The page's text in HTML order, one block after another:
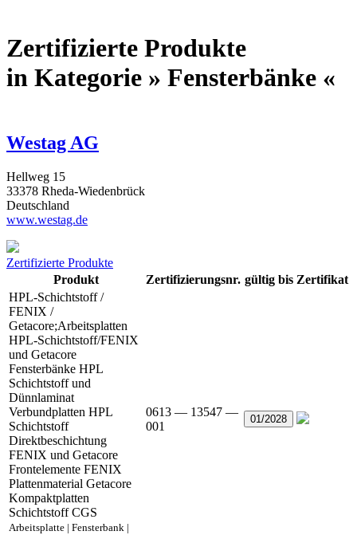
Zertifizierte Produkte
in Kategorie » Fensterbänke «
Westag AG
Hellweg 15
33378 Rheda-Wiedenbrück
Deutschland
www.westag.de
Zertifizierte Produkte
Produkt
Zertifizierungsnr. gültig bis Zertifikat
HPL-Schichtstoff /
FENIX /
Getacore;Arbeitsplatten
HPL-Schichtstoff/FENIX
und Getacore
Fensterbänke HPL
Schichtstoff und
Dünnlaminat
Verbundplatten HPL
Schichtstoff
Direktbeschichtung
FENIX und Getacore
Frontelemente FENIX
Plattenmaterial Getacore
Kompaktplatten
Schichtstoff CGS
Arbeitsplatte | Fensterbank |
0613 — 13547 —
001
01/2028